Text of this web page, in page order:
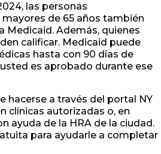
las personas
de 65 años también
Medicaid. Además, quienes
calificar. Medicaid puede
hasta con 90 días de
es aprobado durante ese
hacerse a través del portal NY
clínicas autorizadas o, en
ayuda de la HRA de la ciudad.
para ayudarle a completar